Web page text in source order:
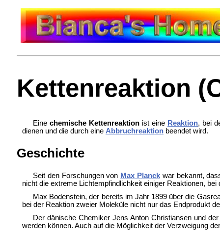
Kettenreaktion
Eine chemische Kettenreaktionist eine Reaktion, bei
dienen und die durch eine Abbruchreaktionbeendet wird.
Geschichte
Seit den Forschungen von Max Planckwar bekannt,
nicht die extreme Lichtempfindlichkeit einiger Reaktionen, bei
Max Bodenstein, der bereits im Jahr 1899 über die
bei der Reaktion zweier Moleküle nicht nur das Endprodukt
Der dänische Chemiker Jens Anton Christiansen und
werden können. Auch auf die Möglichkeit der Verzweigung